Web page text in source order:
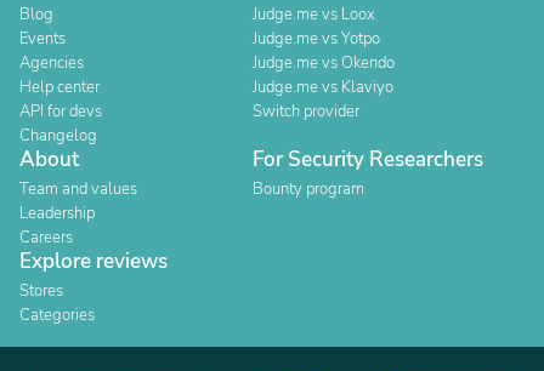
Blog
Events
Agencies
Help center
API for devs
Changelog
Judge.me vs Loox
Judge.me vs Yotpo
Judge.me vs Okendo
Judge.me vs Klaviyo
Switch provider
About
Team and values
Leadership
Careers
For Security Researchers
Bounty program
Explore reviews
Stores
Categories